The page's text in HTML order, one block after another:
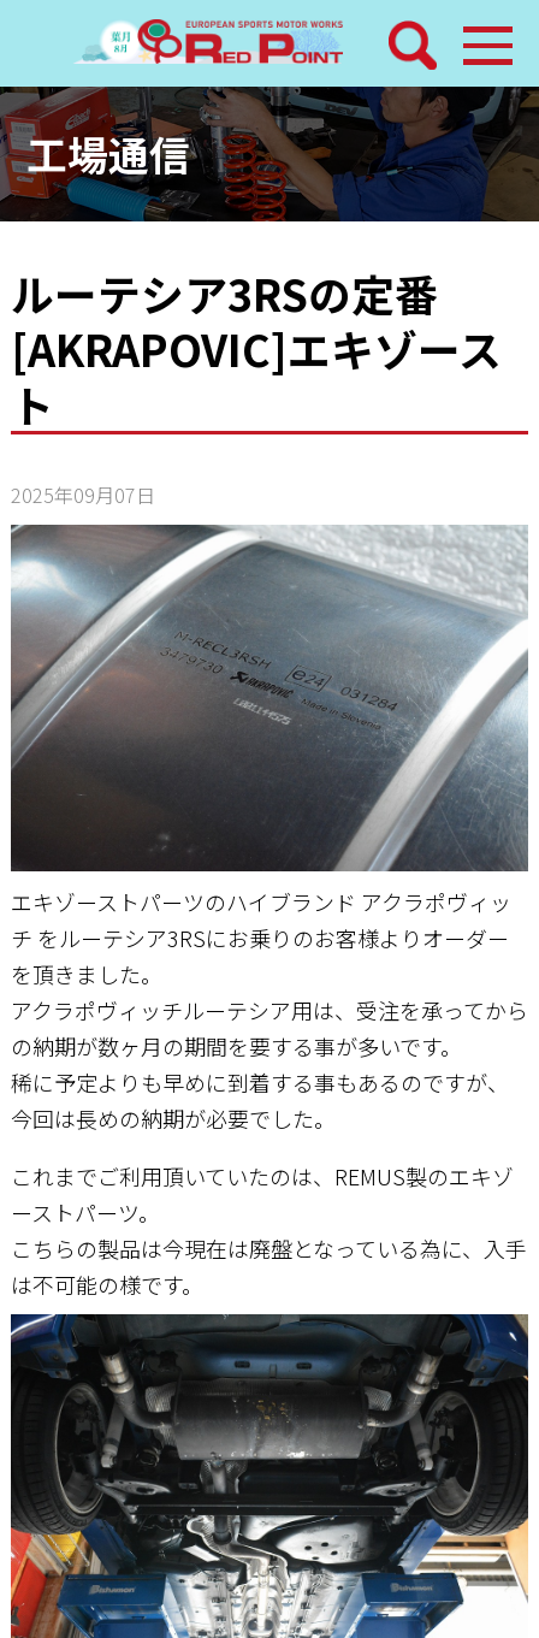
検索
ホーム
トピックス
レッドポイントパーツ
その他サービス
工場通信
お問い合わせ
工場通信
ルーテシア3RSの定番
[AKRAPOVIC]エキゾース
ト
2025年09月07日
エキゾーストパーツのハイブランド アクラポヴィッ
チ をルーテシア3RSにお乗りのお客様よりオーダー
を頂きました。
アクラポヴィッチルーテシア用は、受注を承ってから
の納期が数ヶ月の期間を要する事が多いです。
稀に予定よりも早めに到着する事もあるのですが、
今回は長めの納期が必要でした。
これまでご利用頂いていたのは、REMUS製のエキゾ
ーストパーツ。
こちらの製品は今現在は廃盤となっている為に、入手
は不可能の様です。